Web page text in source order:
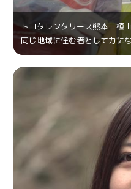
トヨタレンタリース熊本 植
同じ地域に住む者として力に